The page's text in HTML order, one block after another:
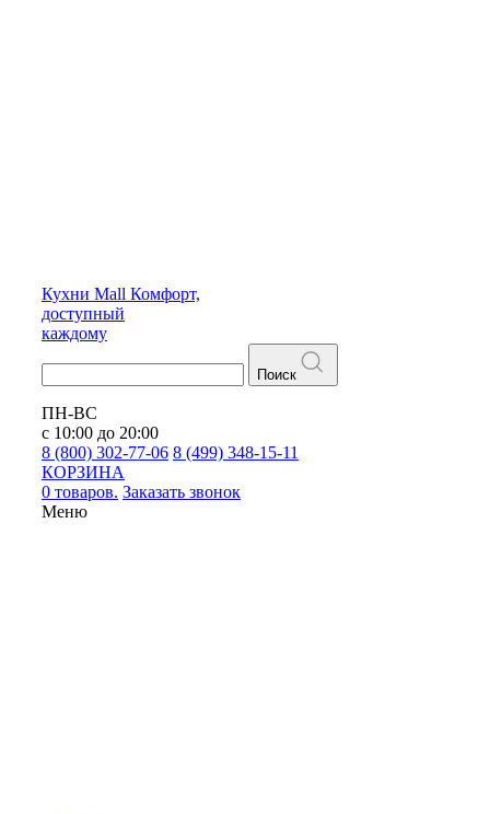
Кухни Mall Комфорт,
доступный
каждому
Поиск
ПН-ВС
с 10:00 до 20:00
8 (800) 302-77-06 8 (499) 348-15-11
КОРЗИНА
0 товаров. Заказать звонок
Меню